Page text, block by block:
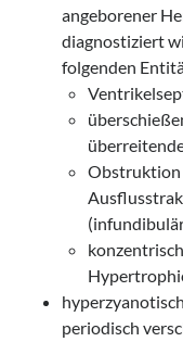
angeborener
diagnostiziert
folgenden
Obstruktion
periodisch